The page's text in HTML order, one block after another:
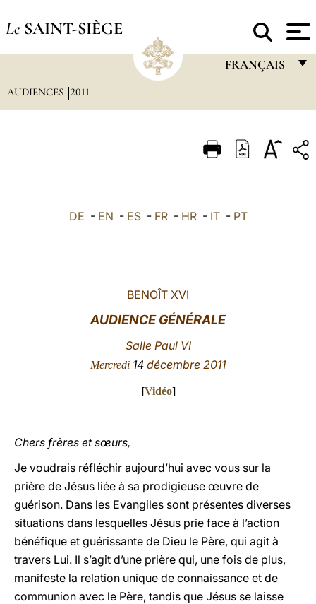
Le SAINT-SIÈGE
FRANÇAIS
ITALIANO
中文
AUDIENCES 2011
DE - EN - ES- FR- HR- IT- PT
BENOÎT XVI
AUDIENCE GÉNÉRALE
Salle Paul VI
Mercredi 14 décembre 2011
[Vidéo]
Chers frères et sœurs,
Je voudrais réfléchir aujourd’hui avec vous sur la
prière de Jésus liée à sa prodigieuse œuvre de
guérison. Dans les Evangiles sont présentes diverses
situations dans lesquelles Jésus prie face à l’action
bénéfique et guérissante de Dieu le Père, qui agit à
travers Lui. Il s’agit d’une prière qui, une fois de plus,
manifeste la relation unique de connaissance et de
communion avec le Père, tandis que Jésus se laisse